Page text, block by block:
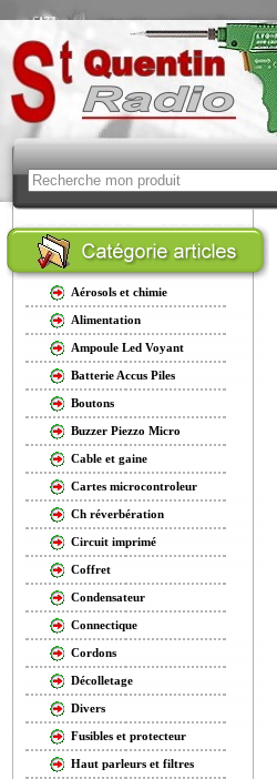
Aérosols et chimie
Alimentation
Ampoule Led Voyant
Batterie Accus Piles
Boutons
Buzzer Piezzo Micro
Cable et gaine
Cartes microcontroleur
Ch réverbération
Circuit imprimé
Coffret
Condensateur
Connectique
Cordons
Décolletage
Divers
Fusibles et protecteur
Haut parleurs et filtres